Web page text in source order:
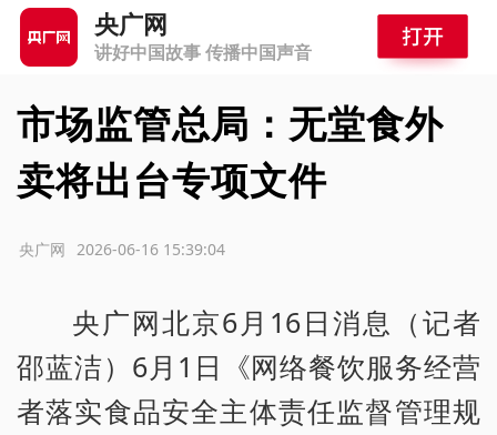
央广网
讲好中国故事 传播中国声音
市场监管总局：无堂食外
卖将出台专项文件
2026-06-16 15:39:04
央广网
央广网北京6月16日消息（记者
邵蓝洁）6月1日《网络餐饮服务经营
者落实食品安全主体责任监督管理规